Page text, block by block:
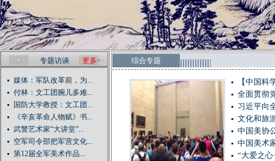
专题访谈 更多>
媒体：军队改革前，为...
付林：文工团腕儿多难...
国防大学教授：文工团...
《辛亥革命人物赋》书...
武警艺术家“大讲堂”...
空军司令部把军营文化...
第12届全军美术作品...
综合专题
【中国科
全面贯彻
习近平向
文化和旅
中国美协
中国美术
“大爱之